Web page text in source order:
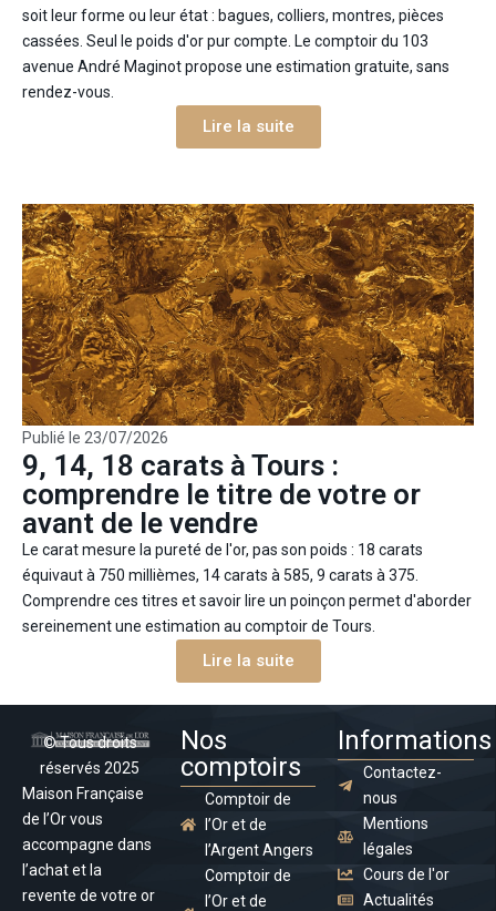
soit leur forme ou leur état : bagues, colliers, montres, pièces
cassées. Seul le poids d'or pur compte. Le comptoir du 103
avenue André Maginot propose une estimation gratuite, sans
rendez-vous.
Lire la suite
Publié le 23/07/2026
9, 14, 18 carats à Tours :
comprendre le titre de votre or
avant de le vendre
Le carat mesure la pureté de l'or, pas son poids : 18 carats
équivaut à 750 millièmes, 14 carats à 585, 9 carats à 375.
Comprendre ces titres et savoir lire un poinçon permet d'aborder
sereinement une estimation au comptoir de Tours.
Lire la suite
© Tous droits
réservés 2025
Maison Française
de l’Or vous
accompagne dans
l’achat et la
revente de votre or
Nos
comptoirs
Comptoir de
l’Or et de
l’Argent Angers
Comptoir de
l’Or et de
Informations
Contactez-
nous
Mentions
légales
Cours de l'or
Actualités